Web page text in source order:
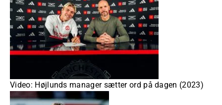
Video: Højlunds manager sætter ord på dagen (2023)